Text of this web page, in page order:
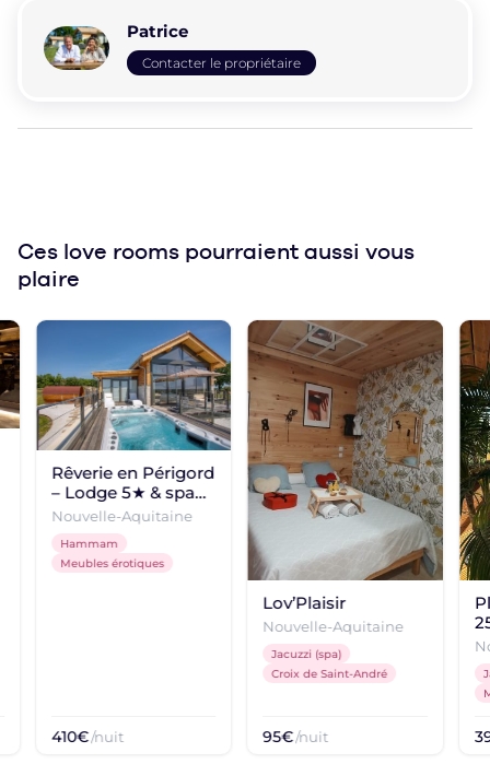
Patrice
Contacter le propriétaire
Ces love rooms pourraient aussi vous
plaire
Rêverie en Périgord
– Lodge 5★ & spa
privatif
Nouvelle-Aquitaine
Hammam
Meubles érotiques
410€/nuit
Lov’Plaisir
Nouvelle-Aquitaine
Jacuzzi (spa)
Croix de Saint-André
95€/nuit